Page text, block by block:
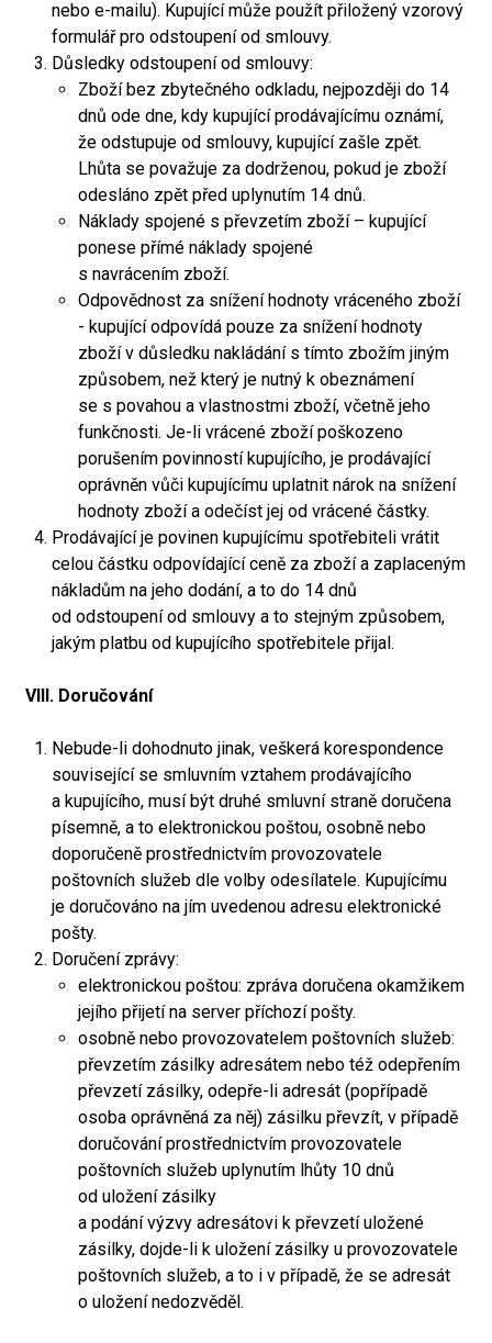
nebo e-mailu). Kupující může použít přiložený vzorový
formulář pro odstoupení od smlouvy.
Důsledky odstoupení od smlouvy:
Zboží bez zbytečného odkladu, nejpozději do 14
dnů ode dne, kdy kupující prodávajícímu oznámí,
že odstupuje od smlouvy, kupující zašle zpět.
Lhůta se považuje za dodrženou, pokud je zboží
odesláno zpět před uplynutím 14 dnů.
Náklady spojené s převzetím zboží – kupující
ponese přímé náklady spojené
s navrácením zboží.
Odpovědnost za snížení hodnoty vráceného zboží
- kupující odpovídá pouze za snížení hodnoty
zboží v důsledku nakládání s tímto zbožím jiným
způsobem, než který je nutný k obeznámení
se s povahou a vlastnostmi zboží, včetně jeho
funkčnosti. Je-li vrácené zboží poškozeno
porušením povinností kupujícího, je prodávající
oprávněn vůči kupujícímu uplatnit nárok na snížení
hodnoty zboží a odečíst jej od vrácené částky.
Prodávající je povinen kupujícímu spotřebiteli vrátit
celou částku odpovídající ceně za zboží a zaplaceným
nákladům na jeho dodání, a to do 14 dnů
od odstoupení od smlouvy a to stejným způsobem,
jakým platbu od kupujícího spotřebitele přijal.
VIII. Doručování
Nebude-li dohodnuto jinak, veškerá korespondence
související se smluvním vztahem prodávajícího
a kupujícího, musí být druhé smluvní straně doručena
písemně, a to elektronickou poštou, osobně nebo
doporučeně prostřednictvím provozovatele
poštovních služeb dle volby odesílatele. Kupujícímu
je doručováno na jím uvedenou adresu elektronické
pošty.
Doručení zprávy:
elektronickou poštou: zpráva doručena okamžikem
jejího přijetí na server příchozí pošty.
osobně nebo provozovatelem poštovních služeb:
převzetím zásilky adresátem nebo též odepřením
převzetí zásilky, odepře-li adresát (popřípadě
osoba oprávněná za něj) zásilku převzít, v případě
doručování prostřednictvím provozovatele
poštovních služeb uplynutím lhůty 10 dnů
od uložení zásilky
a podání výzvy adresátovi k převzetí uložené
zásilky, dojde-li k uložení zásilky u provozovatele
poštovních služeb, a to i v případě, že se adresát
o uložení nedozvěděl.